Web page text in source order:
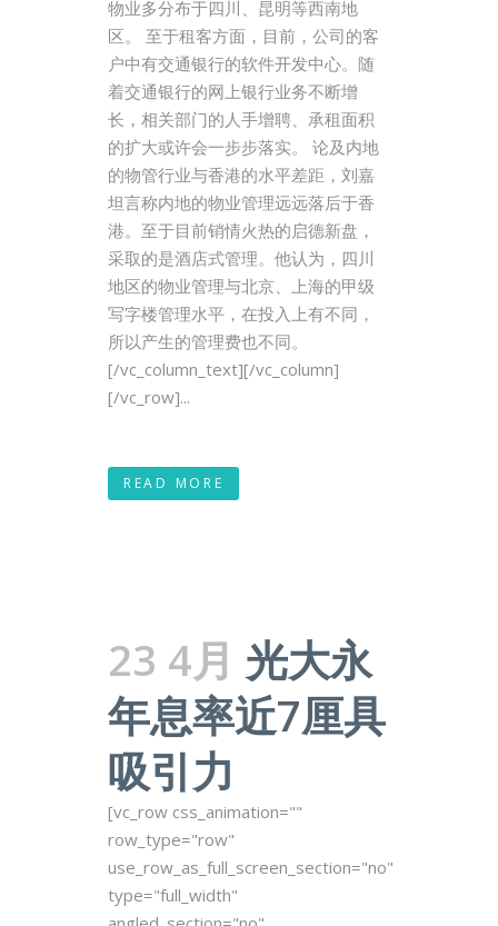
物业多分布于四川、昆明等西南地
区。 至于租客方面，目前，公司的客
户中有交通银行的软件开发中心。随
着交通银行的网上银行业务不断增
长，相关部门的人手增聘、承租面积
的扩大或许会一步步落实。 论及内地
的物管行业与香港的水平差距，刘嘉
坦言称内地的物业管理远远落后于香
港。至于目前销情火热的启德新盘，
采取的是酒店式管理。他认为，四川
地区的物业管理与北京、上海的甲级
写字楼管理水平，在投入上有不同，
所以产生的管理费也不同。
[/vc_column_text][/vc_column]
[/vc_row]...
READ MORE
23 4月 光大永
年息率近7厘具
吸引力
[vc_row css_animation=""
row_type="row"
use_row_as_full_screen_section="no"
type="full_width"